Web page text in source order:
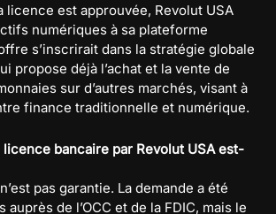
licence est approuvée, Revolut USA
numériques à sa plateforme
s’inscrirait dans la stratégie globale
propose déjà l’achat et la vente de
sur d’autres marchés, visant à
finance traditionnelle et numérique.
licence bancaire par Revolut USA est-
pas garantie. La demande a été
auprès de l’OCC et de la FDIC, mais le